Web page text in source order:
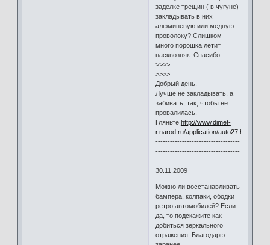
заделке трещин ( в чугуне)
закладывать в них
алюминевую или медную
проволоку? Слишком
много порошка летит
насквозняк. Спасибо.
>>>>
>>>>
Добрый день.
Лучше не закладывать, а
забивать, так, чтобы не
провалилась.
Гляньте http://www.dimet-
r.narod.ru/application/auto27.html
-----------------------------------
-----------------------------------
----------
30.11.2009
Можно ли восстанавливать
бампера, колпаки, ободки
ретро автомобилей? Если
да, то подскажите как
добиться зеркального
отражения. Благодарю